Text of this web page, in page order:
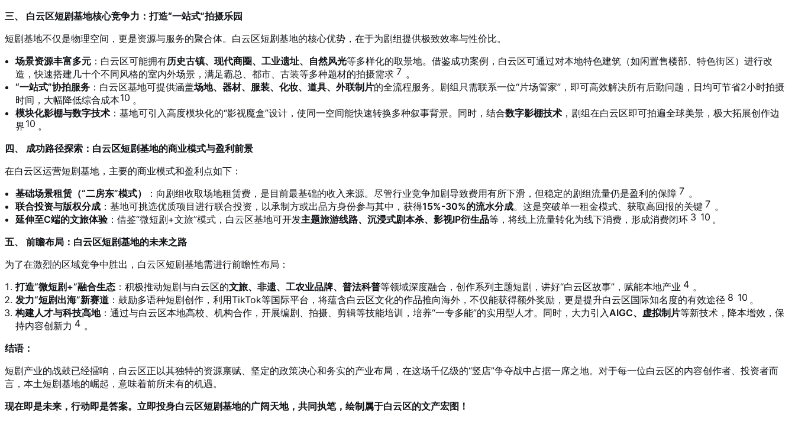
三、 白云区短剧基地核心竞争力：打造“一站式”拍摄乐园
短剧基地不仅是物理空间，更是资源与服务的聚合体。白云区短剧基地的核心优势，在于为剧组提供极致效率与性价比。
场景资源丰富多元 ：白云区可能拥有历史古镇、现代商圈、工业遗址、自然风光等多样化的取景地。借鉴成功案例，白云区可通过对本地特色建筑（如闲置售楼部、特色街区）进行改
造，快速搭建几十个不同风格的室内外场景，满足霸总、都市、古装等多种题材的拍摄需求 7 。
“一站式”协拍服务 ：白云区基地可提供涵盖场地、器材、服装、化妆、道具、外联制片的全流程服务。剧组只需联系一位“片场管家”，即可高效解决所有后勤问题，日均可节省2小时拍摄
时间，大幅降低综合成本10 。
模块化影棚与数字技术 ：基地可引入高度模块化的“影视魔盒”设计，使同一空间能快速转换多种叙事背景。同时，结合数字影棚技术 ，剧组在白云区即可拍遍全球美景，极大拓展创作边
界10 。
四、 成功路径探索：白云区短剧基地的商业模式与盈利前景
在白云区运营短剧基地，主要的商业模式和盈利点如下：
基础场景租赁（“二房东”模式）
：向剧组收取场地租赁费，是目前最基础的收入来源。尽管行业竞争加剧导致费用有所下滑，但稳定的剧组流量仍是盈利的保障 7 。
联合投资与版权分成 ：基地可挑选优质项目进行联合投资，以承制方或出品方身份参与其中，获得15%-30%的流水分成。这是突破单一租金模式、获取高回报的关键 7 。
延伸至C端的文旅体验：借鉴“微短剧+文旅”模式，白云区基地可开发主题旅游线路、沉浸式剧本杀、影视IP衍生品等，将线上流量转化为线下消费，形成消费闭环 3 10 。
五、 前瞻布局：白云区短剧基地的未来之路
为了在激烈的区域竞争中胜出，白云区短剧基地需进行前瞻性布局：
打造“微短剧+”融合生态 ：积极推动短剧与白云区的文旅、非遗、工农业品牌、普法科普等领域深度融合，创作系列主题短剧，讲好“白云区故事”，赋能本地产业 4 。
发力“短剧出海”新赛道 ：鼓励多语种短剧创作，利用TikTok等国际平台，将蕴含白云区文化的作品推向海外，不仅能获得额外奖励，更是提升白云区国际知名度的有效途径 8 10 。
构建人才与科技高地：通过与白云区本地高校、机构合作，开展编剧、拍摄、剪辑等技能培训，培养“一专多能”的实用型人才。同时，大力引入 AIGC、虚拟制片等新技术，降本增效，保
持内容创新力 4 。
结语：
短剧产业的战鼓已经擂响，白云区正以其独特的资源禀赋、坚定的政策决心和务实的产业布局，在这场千亿级的“竖店”争夺战中占据一席之地。对于每一位白云区的内容创作者、投资者而
言，本土短剧基地的崛起，意味着前所未有的机遇。
现在即是未来，行动即是答案。立即投身白云区短剧基地的广阔天地，共同执笔，绘制属于白云区的文产宏图！